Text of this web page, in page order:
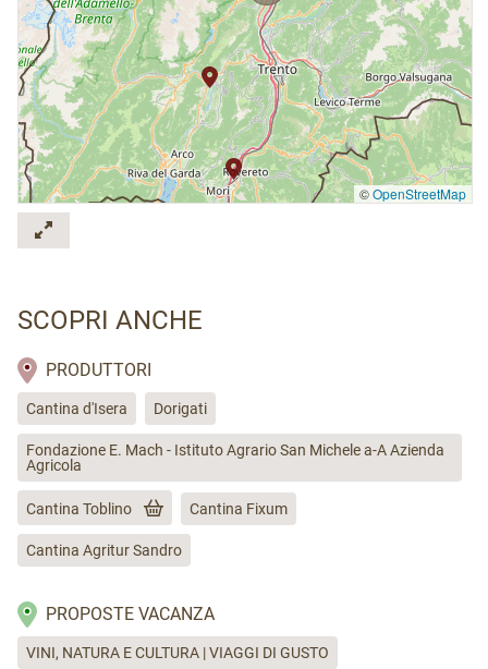
©OpenStreetMap
SCOPRI ANCHE
PRODUTTORI
Cantina d'Isera Dorigati
Fondazione E. Mach - Istituto Agrario San Michele a-A Azienda
Agricola
Cantina Toblino Cantina Fixum
Cantina Agritur Sandro
PROPOSTE VACANZA
VINI, NATURA E CULTURA | VIAGGI DI GUSTO